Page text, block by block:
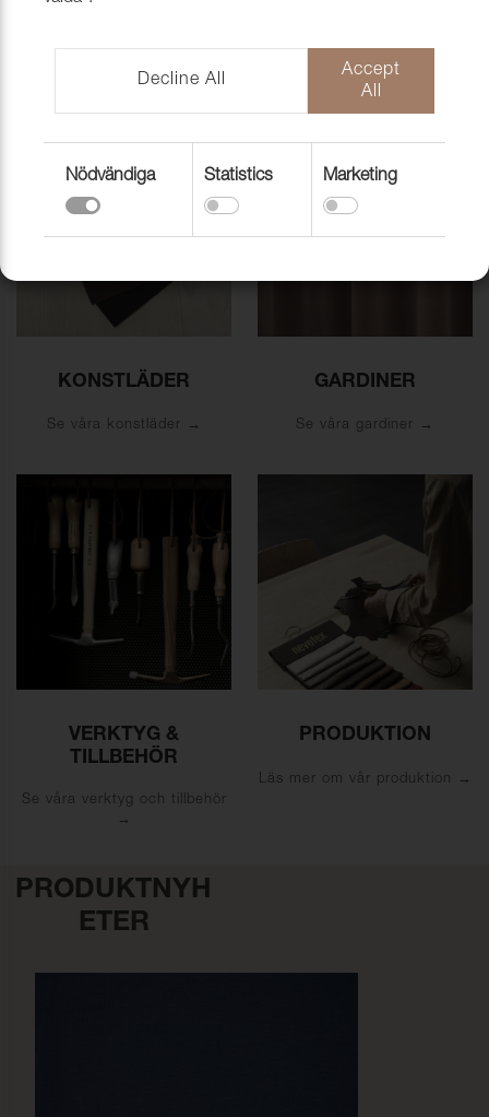
Se våra möbeltyger Se våra läder och skinn
KONSTLÄDER
Se våra konstläder
GARDINER
Se våra gardiner
VERKTYG &
TILLBEHÖR
Se våra verktyg och tillbehör
PRODUKTION
Läs mer om vår produktion
PRODUKTNYH
ETER
Decline All
Accept
All
Nödvändiga Statistics Marketing